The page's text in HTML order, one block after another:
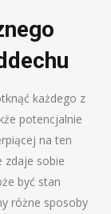
każdego z
potencjalnie
na ten
zdaje sobie
być stan
różne sposoby